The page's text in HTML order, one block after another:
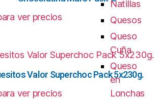
ver precios
Valor Superchoc Pack 5x230g.
ver precios
Natillas
Quesos
Queso
Cuña
Queso
en
Lonchas